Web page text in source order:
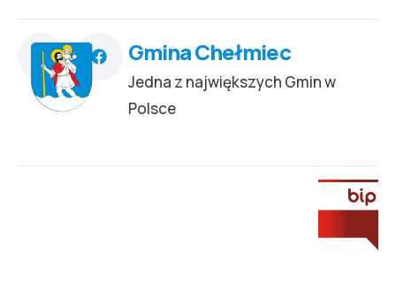
Gmina Chełmiec
Jedna z największych Gmin w
Polsce